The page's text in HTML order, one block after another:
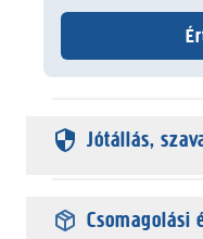
Jótállás,
Csomagolási